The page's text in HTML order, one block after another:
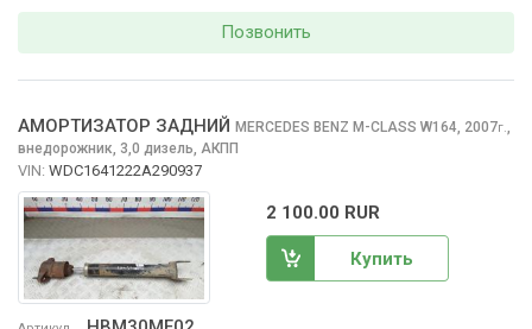
Позвонить
АМОРТИЗАТОР ЗАДНИЙ MERCEDES BENZ M-CLASS W164, 2007г.,
внедорожник, 3,0 дизель, АКПП
VIN: WDC1641222A290937
2 100.00 RUR
Купить